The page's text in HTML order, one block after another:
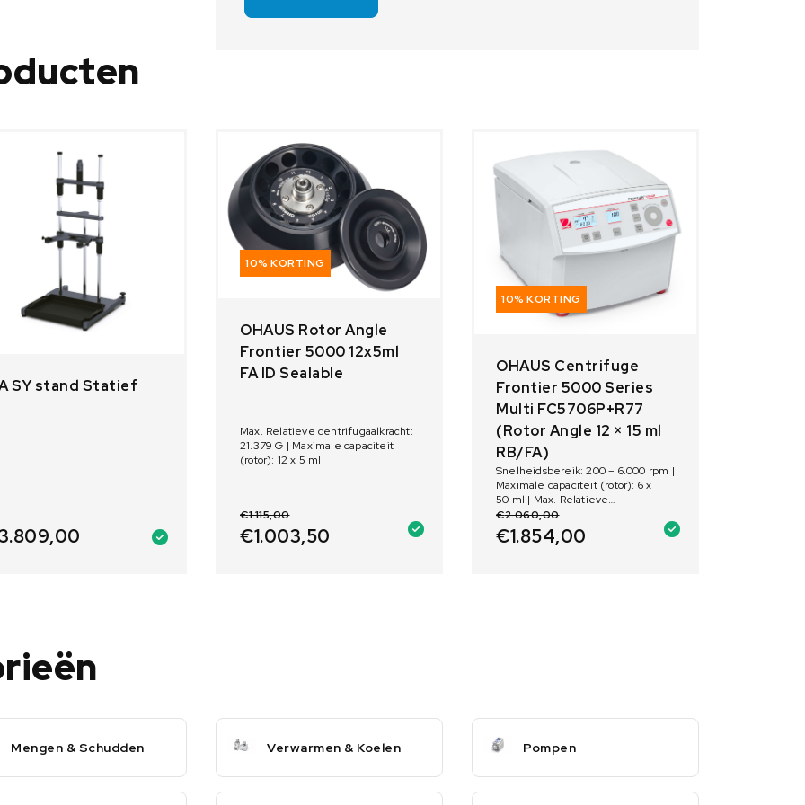
SY stand Statief
10% KORTING
OHAUS Rotor Angle
Frontier 5000 12x5ml
FA ID Sealable
Max. Relatieve centrifugaalkracht:
21.379 G | Maximale capaciteit
(rotor): 12 x 5 ml
€1.115,00
€1.003,50
10% KORTING
OHAUS Centrifuge
Frontier 5000 Series
Multi FC5706P+R77
(Rotor Angle 12 × 15 ml
RB/FA)
Snelheidsbereik: 200 – 6.000 rpm |
Maximale capaciteit (rotor): 6 x
50 ml | Max. Relatieve
centrifugaalkracht: 4.427 G
€2.060,00
€1.854,00
Mengen & Schudden Verwarmen & Koelen Pompen